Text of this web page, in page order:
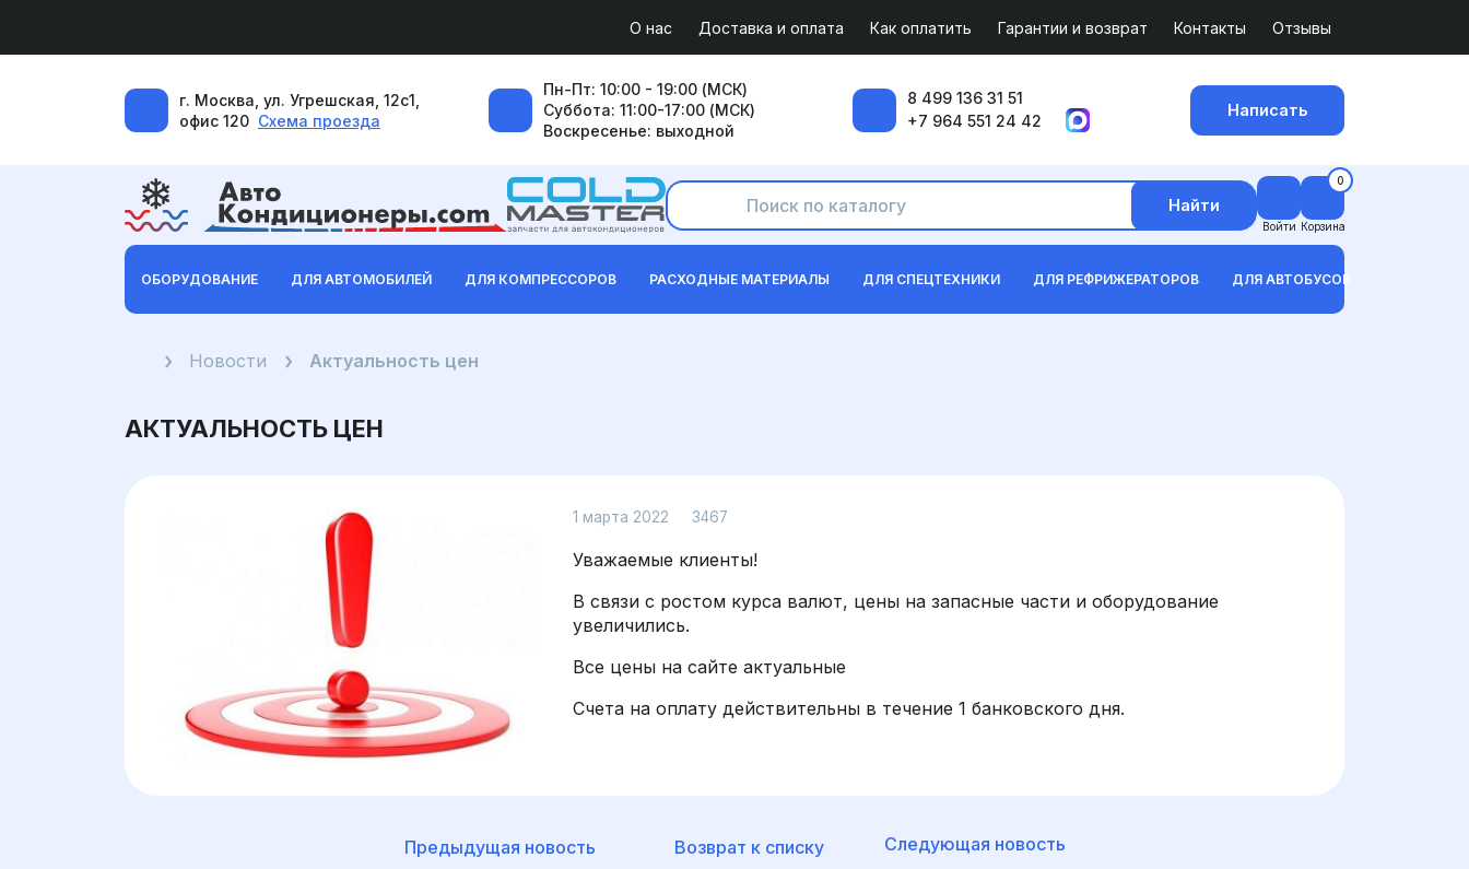
О нас Доставка и оплата Как оплатить Гарантии и возврат Контакты Отзывы
г. Москва, ул. Угрешская, 12с1,
офис 120 Схема проезда
Пн-Пт: 10:00 - 19:00 (МСК)
Суббота: 11:00-17:00 (МСК)
Воскресенье: выходной
8 499 136 31 51
+7 964 551 24 42
Написать
Найти
Войти
0
Корзина
ОБОРУДОВАНИЕ ДЛЯ АВТОМОБИЛЕЙ ДЛЯ КОМПРЕССОРОВ РАСХОДНЫЕ МАТЕРИАЛЫ ДЛЯ СПЕЦТЕХНИКИ ДЛЯ РЕФРИЖЕРАТОРОВ ДЛЯ АВТОБУСОВ
ГлавнаяНовости Актуальность цен
АКТУАЛЬНОСТЬ ЦЕН
1 марта 2022 3467
Уважаемые клиенты!
В связи с ростом курса валют, цены на запасные части и оборудование
увеличились.
Все цены на сайте актуальные
Счета на оплату действительны в течение 1 банковского дня.
Предыдущая новость Возврат к списку Следующая новость